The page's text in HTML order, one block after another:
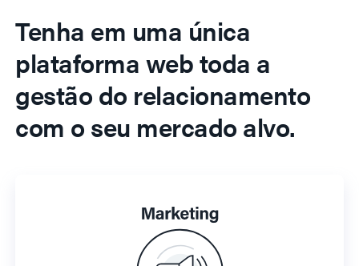
Tenha em uma única
plataforma web toda a
gestão do relacionamento
com o seu mercado alvo.